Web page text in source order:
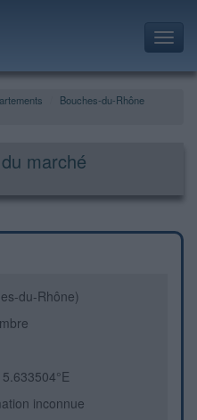
Bouches-du-Rhône
marché
du-Rhône)
inconnue